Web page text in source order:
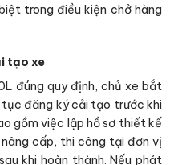
trong điều kiện chở hàng
tạo xe
đúng quy định, chủ xe bắt
đăng ký cải tạo trước khi
gồm việc lập hồ sơ thiết kế
cấp, thi công tại đơn vị
khi hoàn thành. Nếu phát